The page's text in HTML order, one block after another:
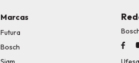
Marcas
Futura
Bosch
